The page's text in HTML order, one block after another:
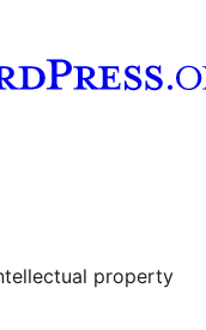
property